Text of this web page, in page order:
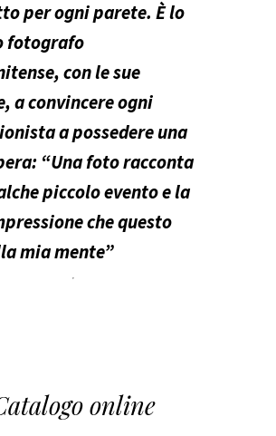
per ogni parete. È lo
fotografo
con le sue
a convincere ogni
a possedere una
“Una foto racconta
piccolo evento e la
che questo
mia mente”
online